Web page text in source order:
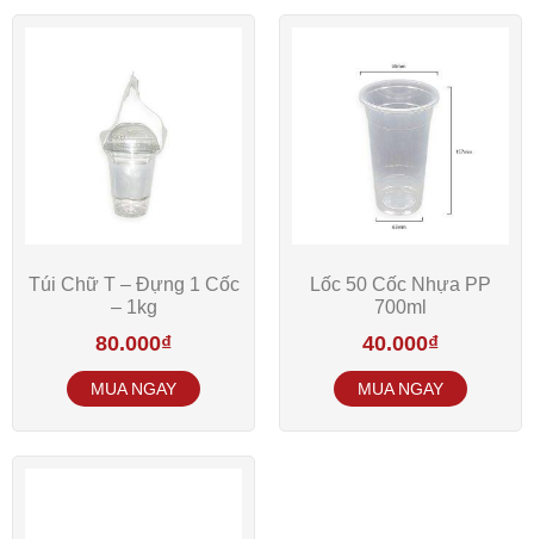
Túi Chữ T – Đựng 1 Cốc
– 1kg
80.000₫
Lốc 50 Cốc Nhựa PP
700ml
40.000₫